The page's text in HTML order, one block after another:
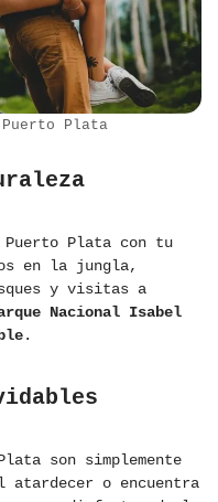
Plata
Plata con tu
en la jungla,
y visitas a
Nacional Isabel
.
son simplemente
atardecer o encuentra